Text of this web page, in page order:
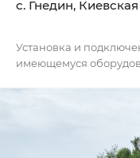
c. Гнедин,
Установка и
имеющемуся